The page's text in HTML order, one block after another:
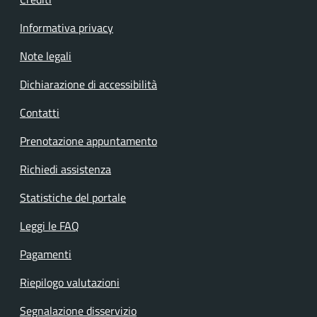
Informativa privacy
Note legali
Dichiarazione di accessibilità
Contatti
Prenotazione appuntamento
Richiedi assistenza
Statistiche del portale
Leggi le FAQ
Pagamenti
Riepilogo valutazioni
Segnalazione disservizio